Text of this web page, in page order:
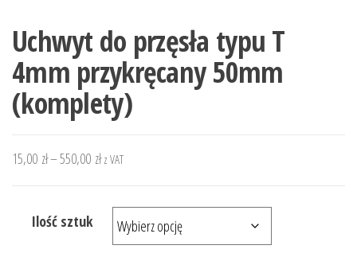
Uchwyt do przęsła typu T
4mm przykręcany 50mm
(komplety)
15,00 zł–550,00 złZakres
15,00 zł
do
z VAT
Ilość sztuk